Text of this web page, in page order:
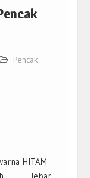
Pencak
HITAM